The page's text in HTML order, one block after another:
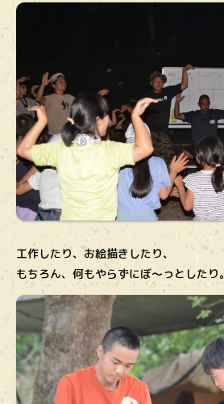
工作したり、お絵描きしたり、
もちろん、何もやらずにぼ～っとしたり。